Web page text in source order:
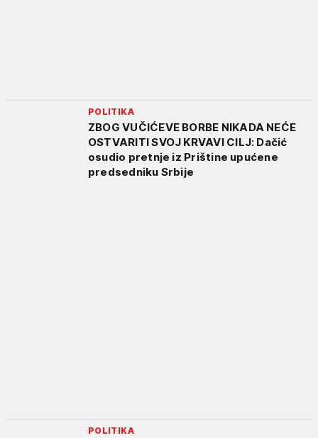
POLITIKA
ZBOG VUČIĆEVE BORBE NIKADA NEĆE
OSTVARITI SVOJ KRVAVI CILJ: Dačić
osudio pretnje iz Prištine upućene
predsedniku Srbije
POLITIKA